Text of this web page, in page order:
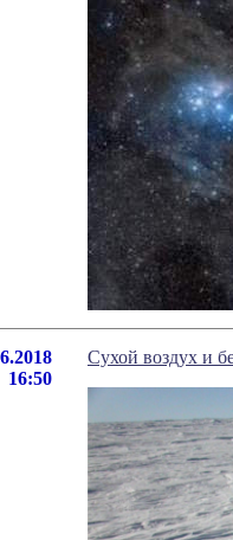
16:50
Сухой воздух и